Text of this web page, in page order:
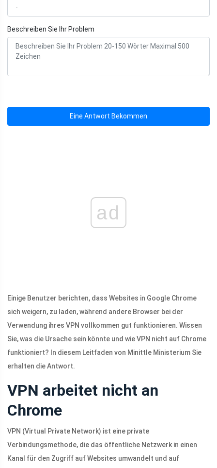
Beschreiben Sie Ihr Problem
Eine Antwort Bekommen
ad
Einige Benutzer berichten, dass Websites in Google Chrome
sich weigern, zu laden, während andere Browser bei der
Verwendung ihres VPN vollkommen gut funktionieren. Wissen
Sie, was die Ursache sein könnte und wie VPN nicht auf Chrome
funktioniert? In diesem Leitfaden von Minittle Ministerium Sie
erhalten die Antwort.
VPN arbeitet nicht an
Chrome
VPN (Virtual Private Network) ist eine private
Verbindungsmethode, die das öffentliche Netzwerk in einen
Kanal für den Zugriff auf Websites umwandelt und auf